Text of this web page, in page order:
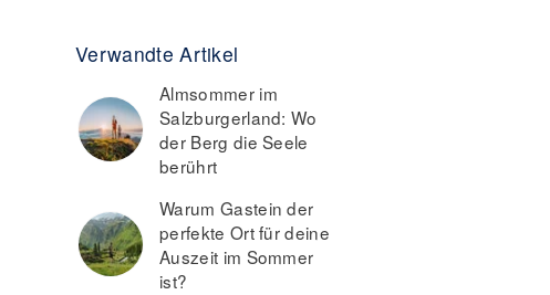
Verwandte Artikel
Almsommer im
Salzburgerland: Wo
der Berg die Seele
berührt
Warum Gastein der
perfekte Ort für deine
Auszeit im Sommer
ist?